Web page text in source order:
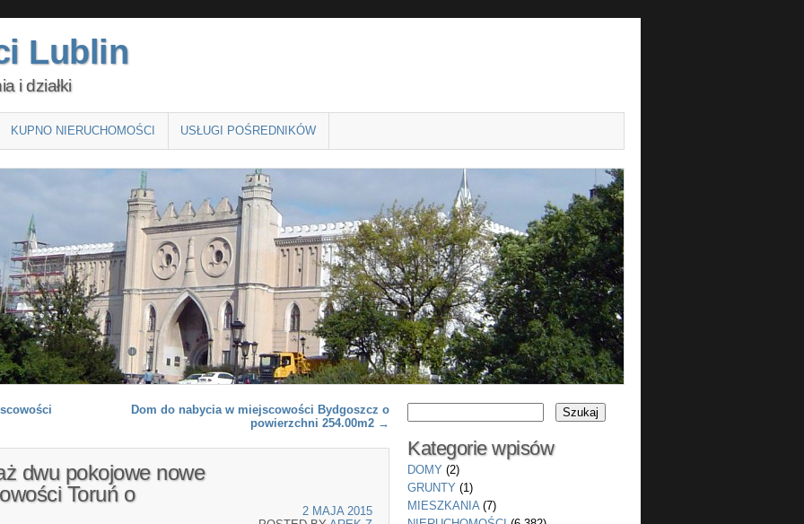
Lublin
i działki
KUPNO NIERUCHOMOŚCI USŁUGI POŚREDNIKÓW
Dom do nabycia w miejscowości Bydgoszcz o
powierzchni 254.00m2 →
dwu pokojowe nowe
Toruń o
2 MAJA 2015
Kategorie wpisów
DOMY (2)
GRUNTY (1)
MIESZKANIA(7)